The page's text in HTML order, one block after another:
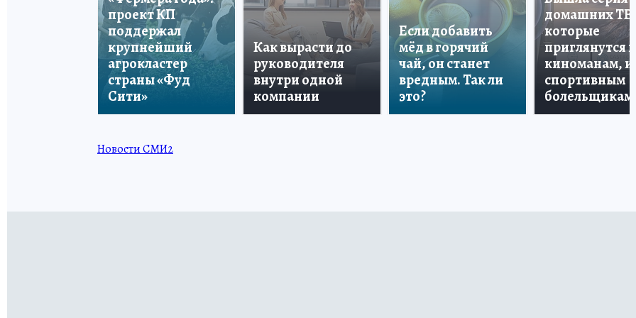
проект КП
поддержал
крупнейший
агрокластер
страны «Фуд
Сити»
Как вырасти до
руководителя
внутри одной
компании
Если добавить
мёд в горячий
чай, он станет
вредным. Так ли
это?
домашних ТВ,
которые
приглянутся и
киноманам, и
спортивным
болельщикам
Новости СМИ2